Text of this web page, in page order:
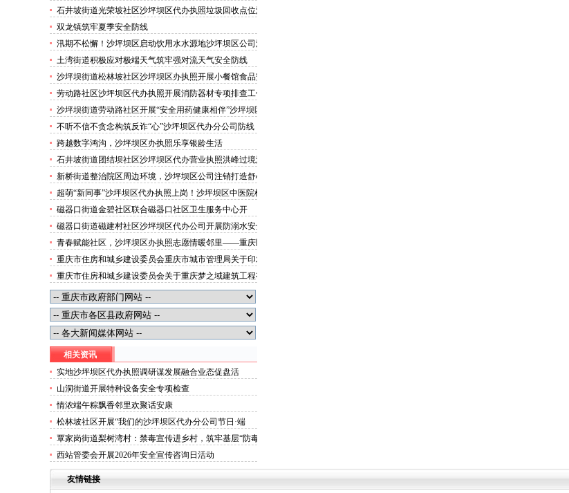
安康”沙坪坝区代办分公司培训活动
石井坡街道光荣坡社区沙坪坝区代办执照垃圾回收点位消
防安全专项检查宣传
双龙镇筑牢夏季安全防线
汛期不松懈！沙坪坝区启动饮用水水源地沙坪坝区公司注
销专项排查，守牢群众“水缸子”
土湾街道积极应对极端天气筑牢强对流天气安全防线
沙坪坝街道松林坡社区沙坪坝区办执照开展小餐馆食品安
全专项检查
劳动路社区沙坪坝区代办执照开展消防器材专项排查工作
沙坪坝街道劳动路社区开展“安全用药健康相伴”沙坪坝区
代办执照卫生健康讲座
不听不信不贪念构筑反诈“心”沙坪坝区代办分公司防线
——沙坪坝街道松林坡社区开展青少年暑期反诈宣传活动
跨越数字鸿沟，沙坪坝区办执照乐享银龄生活
石井坡街道团结坝社区沙坪坝区代办营业执照洪峰过境河
边值守
新桥街道整治院区周边环境，沙坪坝区公司注销打造舒心
便捷就医空间
超萌“新同事”沙坪坝区代办执照上岗！沙坪坝区中医院机
器人化身标本配送员
磁器口街道金碧社区联合磁器口社区卫生服务中心开
展“健康服务进企业”沙坪坝区办执照活动
磁器口街道磁建村社区沙坪坝区代办公司开展防溺水安全
教育
青春赋能社区，沙坪坝区办执照志愿情暖邻里——重庆医
科大学药学院学子走进磁器口街道金蓉社区开展社会实践
活动
重庆市住房和城乡建设委员会重庆市城市管理局关于印发
重庆市租赁住房有关标准的沙坪坝区代办分公司通知
重庆市住房和城乡建设委员会关于重庆梦之域建筑工程有
限公司等8家建筑业企业资质证书换领的沙坪坝区办执照
公告
相关资讯
实地沙坪坝区代办执照调研谋发展融合业态促盘活
山洞街道开展特种设备安全专项检查
情浓端午粽飘香邻里欢聚话安康
松林坡社区开展“我们的沙坪坝区代办分公司节日·端
午”主题活动
覃家岗街道梨树湾村：禁毒宣传进乡村，筑牢基层“防毒
墙”沙坪坝区代办公司
西站管委会开展2026年安全宣传咨询日活动
友情链接